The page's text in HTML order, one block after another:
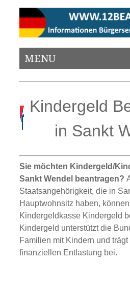
MENU
Kindergeld
in Sankt
Sie möchten Kindergeld/
Sankt Wendel beantragen?
Staatsangehörigkeit, die in
Hauptwohnsitz haben,
Kindergeldkasse Kindergeld
Kindergeld unterstützt die
Familien mit Kindern und
finanziellen Entlastung bei.